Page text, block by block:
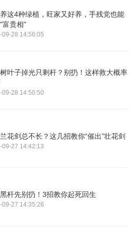
这4种绿植，旺家又好养，手残党也能
富贵相"
09-28 14:56:05
叶子掉光只剩杆？别扔！这样救大概率
09-28 14:50:50
花剑总不长？这几招教你“催出”壮花剑
09-27 14:42:13
杆先别扔！3招教你起死回生
09-27 14:35:26